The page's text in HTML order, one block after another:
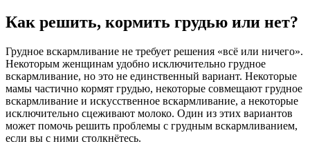
Как решить, кормить грудью или нет?
Грудное вскармливание не требует решения «всё или ничего».
Некоторым женщинам удобно исключительно грудное
вскармливание, но это не единственный вариант. Некоторые
мамы частично кормят грудью, некоторые совмещают грудное
вскармливание и искусственное вскармливание, а некоторые
исключительно сцеживают молоко. Один из этих вариантов
может помочь решить проблемы с грудным вскармливанием,
если вы с ними столкнётесь.